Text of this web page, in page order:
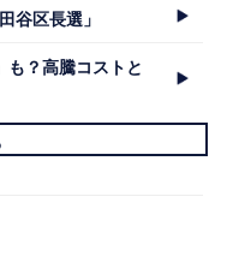
谷区長選」
も？高騰コストと